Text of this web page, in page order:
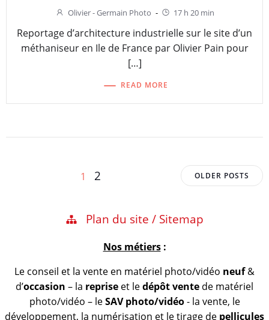
Olivier - Germain Photo - 17 h 20 min
Reportage d’architecture industrielle sur le site d’un
méthaniseur en Ile de France par Olivier Pain pour
[…]
READ MORE
Page
1 Page
2
Posts
navigation
OLDER POSTS
Plan du site / Sitemap
Nos métiers:
Le conseil et la vente en matériel photo/vidéo neuf&
d’occasion – la reprise et ledépôt vente de matériel
photo/vidéo – leSAV photo/vidéo- la vente, le
développement, la numérisation et le tirage de pellicules